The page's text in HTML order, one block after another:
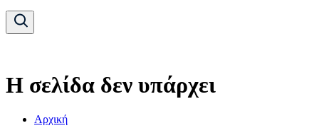
Η σελίδα δεν υπάρχει
Αρχική